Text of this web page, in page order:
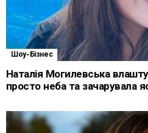
Шоу-Бізнес
Наталія Могилевська
просто неба та зачарувала